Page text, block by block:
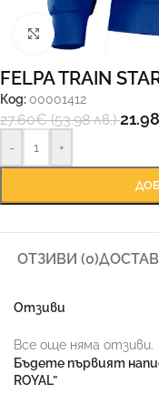
Увеличи
FELPA TRAIN
Код: 00001412
27.60€(53.98 лв.)21.98
- +
ОТЗИВИ (0)
Отзиви
Все още няма отзиви.
Бъдете първият
ROYAL”